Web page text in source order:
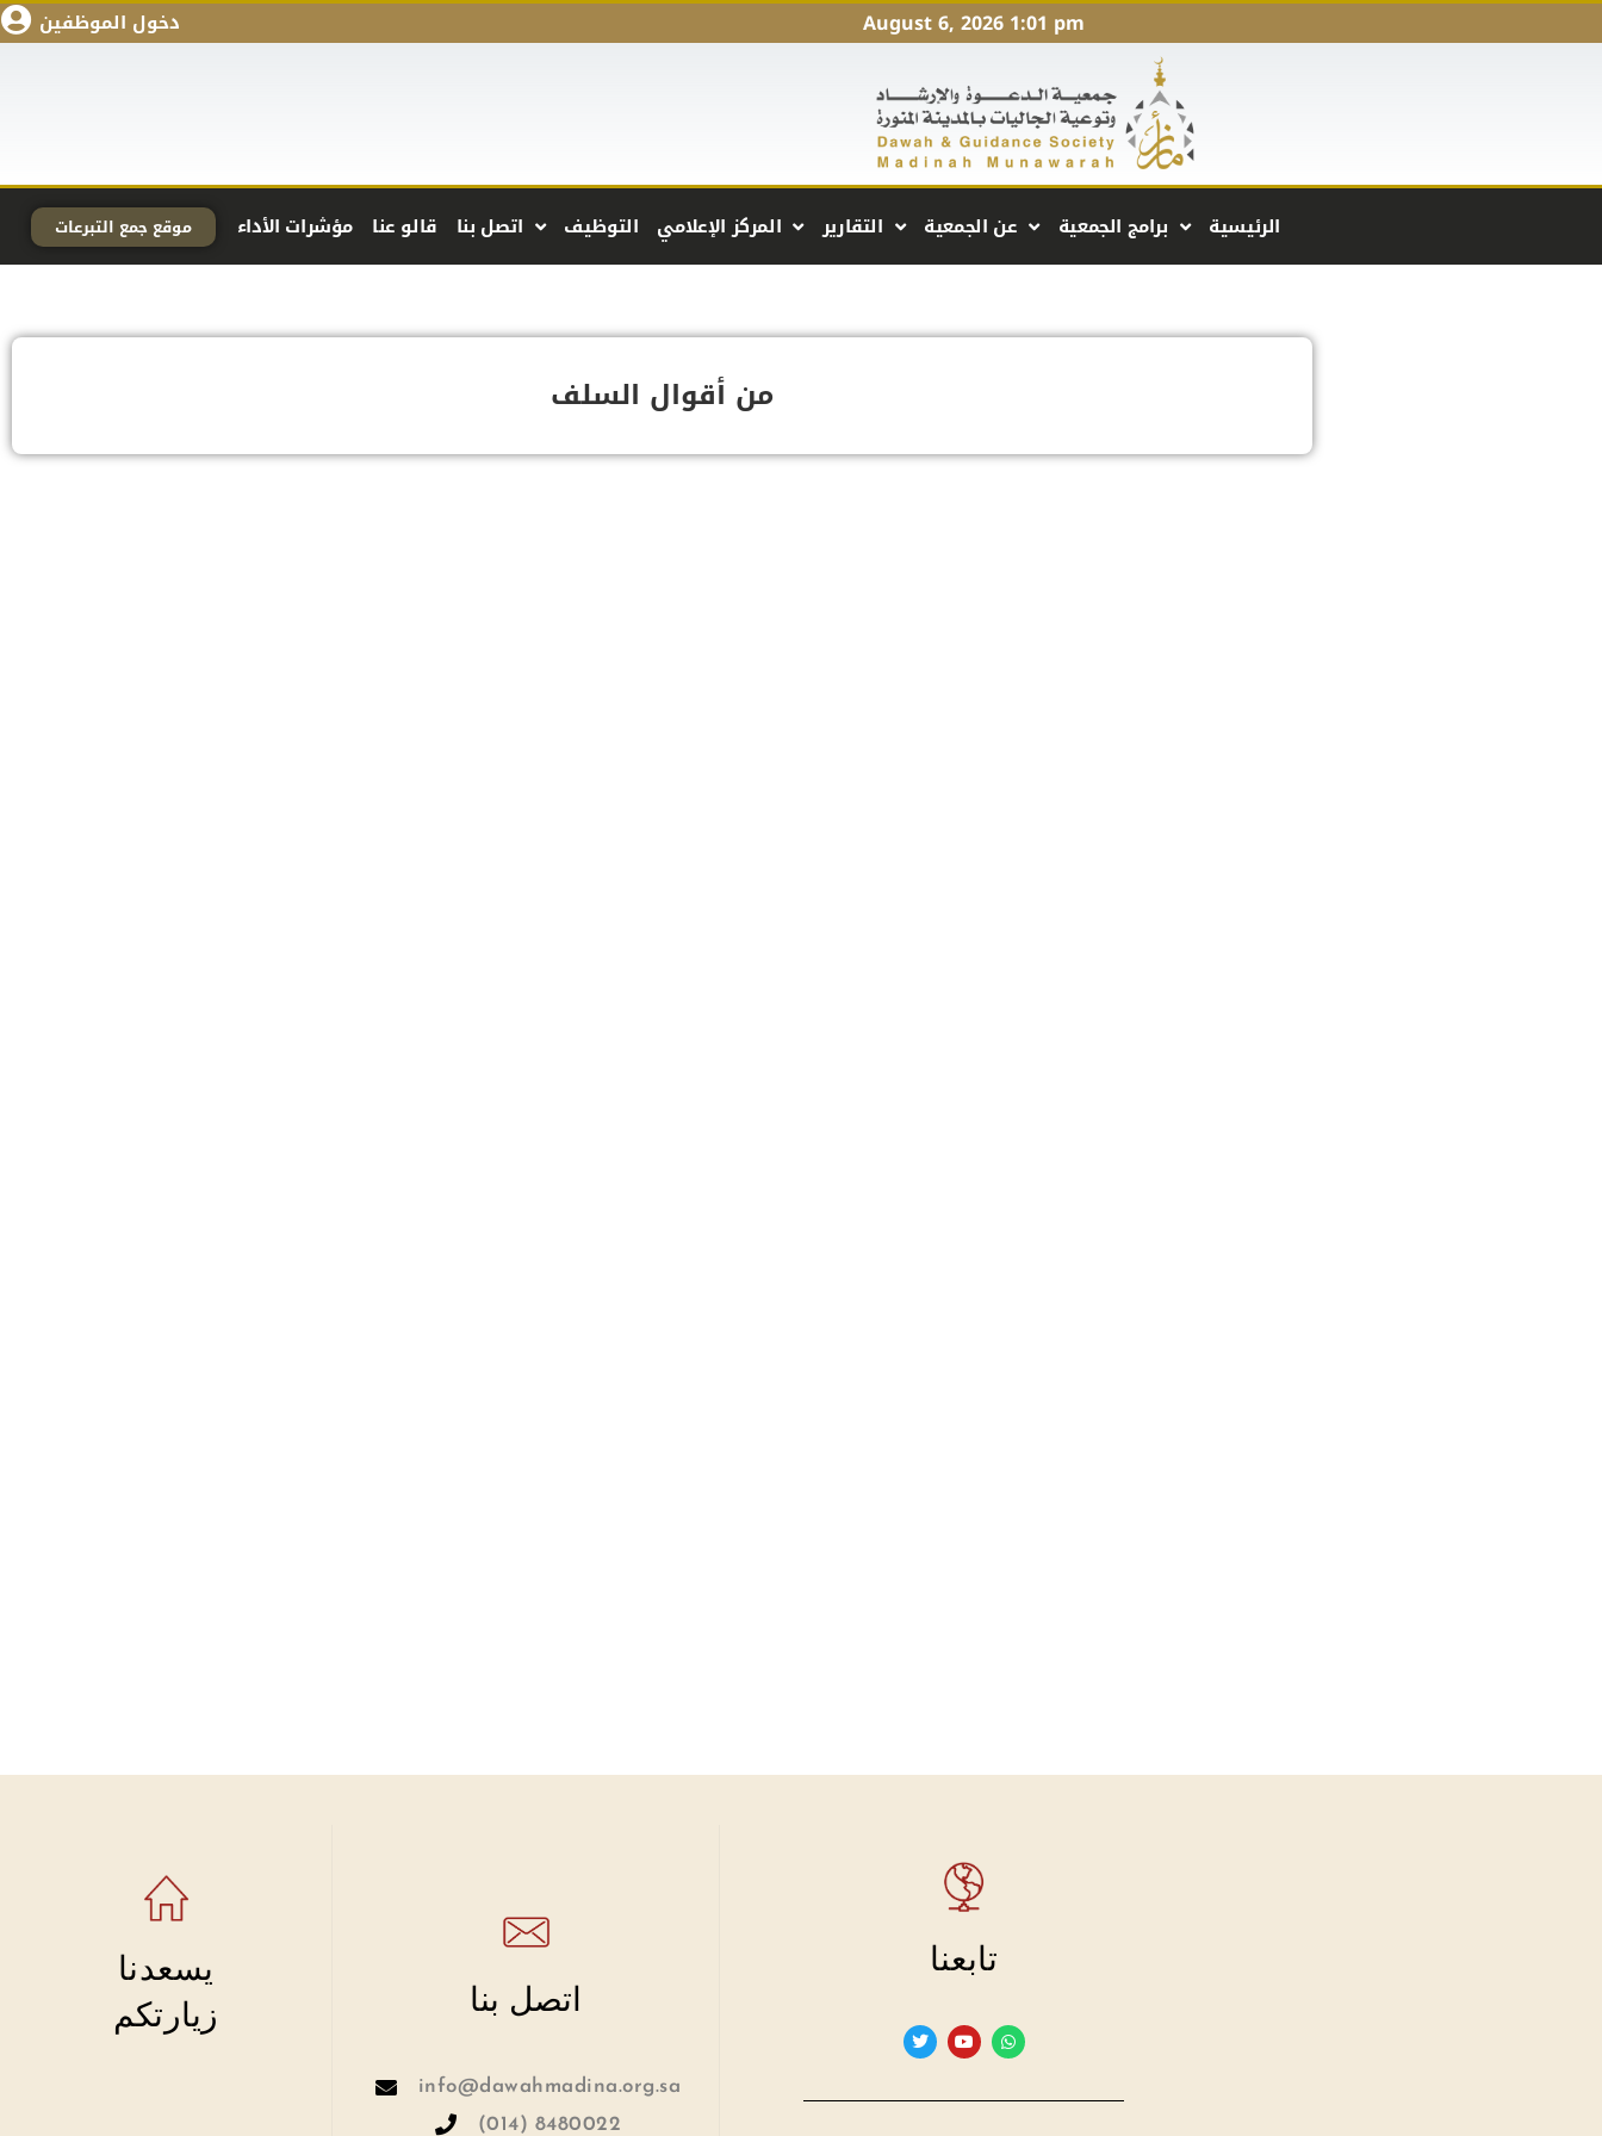
دخول الموظفين August 6, 2026 1:01 pm
موقع جمع التبرعات مؤشرات الأداء قالو عنا اتصل بنا التوظيف المركز الإعلامي التقارير عن الجمعية برامج الجمعية الرئيسية
من أقوال السلف
يسعدنا
زيارتكم
اتصل بنا
info@dawahmadina.org.sa
(014) 8480022
تابعنا